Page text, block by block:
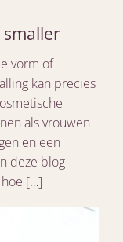
smaller
vorm of
kan precies
als vrouwen
en een
deze blog
[…]